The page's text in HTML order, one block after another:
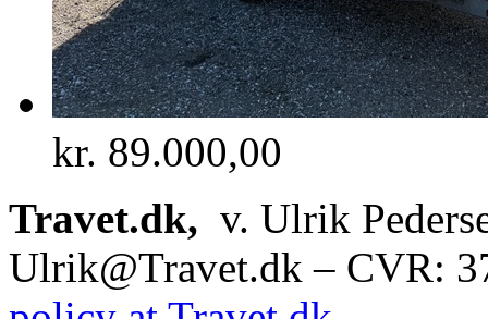
kr. 89.000,00
Travet.dk, v. Ulrik
Ulrik@Travet.dk – CVR: